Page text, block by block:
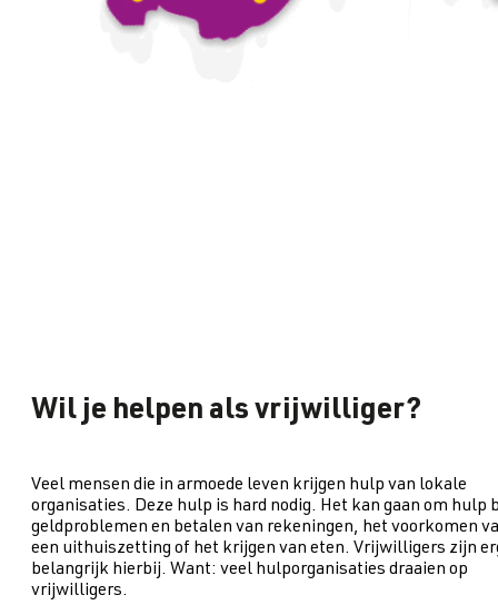
Wil je helpen als vrijwilliger?
Veel mensen die in armoede leven krijgen hulp van lokale
organisaties. Deze hulp is hard nodig. Het kan gaan om hulp
geldproblemen en betalen van rekeningen, het voorkomen
een uithuiszetting of het krijgen van eten. Vrijwilligers zijn
belangrijk hierbij. Want: veel hulporganisaties draaien op
vrijwilligers.